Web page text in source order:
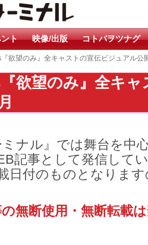
ト 映像/出版 コトバヲツナグ
欲望のみ』全キャストの宣伝ビジュアル公
欲望のみ』全キ
ミナル』では舞台を中
記事として発信して
日付のものとなりま
無断使用・無断転載